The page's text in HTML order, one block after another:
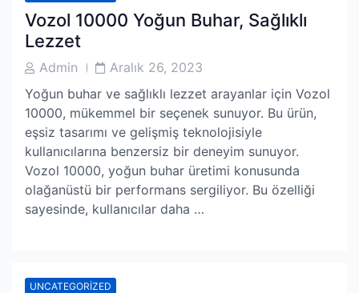
Vozol 10000 Yoğun Buhar, Sağlıklı
Lezzet
PostAdmin
PostAralık 26, 2023
Yoğun buhar ve sağlıklı lezzet arayanlar için Vozol
10000, mükemmel bir seçenek sunuyor. Bu ürün,
eşsiz tasarımı ve gelişmiş teknolojisiyle
kullanıcılarına benzersiz bir deneyim sunuyor.
Vozol 10000, yoğun buhar üretimi konusunda
olağanüstü bir performans sergiliyor. Bu özelliği
sayesinde, kullanıcılar daha …
UNCATEGORIZED